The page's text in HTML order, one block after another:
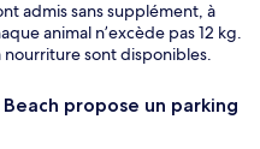
admis sans supplément, à
animal n’excède pas 12 kg.
nourriture sont disponibles.
propose un parking